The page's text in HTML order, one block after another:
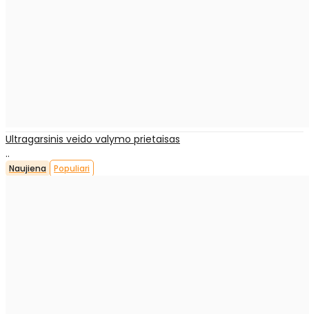
Ultragarsinis veido valymo prietaisas
..
Naujiena Populiari